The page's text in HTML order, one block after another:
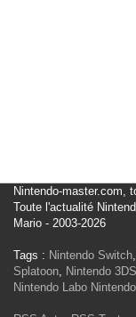
Nintendo-master.com,
Toute l'actualité
Mario - 2003-2026
Tags : Nintendo Switch,
Splatoon, Nintendo 3DS
Nintendo Labo